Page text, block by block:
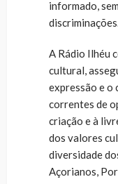
informado,
A Rádio Ilhéu
cultural,
expressão e o
correntes de
criação e à
dos valores
diversidade
Açorianos,